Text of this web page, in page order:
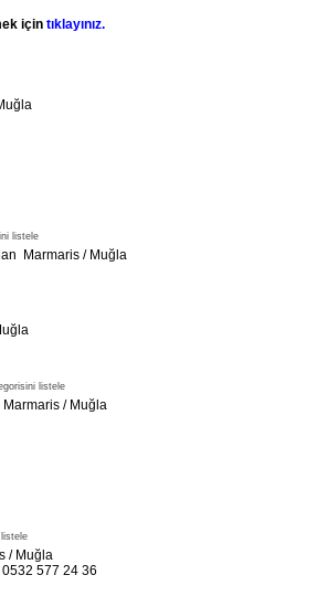
için tıklayınız.
listele
Marmaris / Muğla
listele
Marmaris / Muğla
/ Muğla
0532 577 24 36